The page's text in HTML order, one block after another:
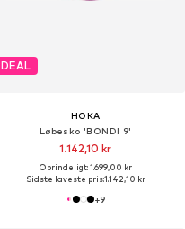
DEAL
HOKA
Løbesko 'BONDI 9'
1.142,10 kr
Oprindeligt: 1.699,00 kr
Sidste laveste pris:1.142,10 kr
+9